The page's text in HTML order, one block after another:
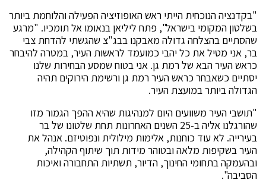
"בקדנציה הנוכחית הייתי ראש האופוזיציה הפעילה והלוחמת ביותר
בשלטון המקומי בישראל", פתח ליליאן בנאומו אל תומכיו. "מרגע
שהסתיים בהצלחה גדולה מאבקנו בבג"צ שהגשתי להדחת צבי
בר, אני מטיל את כל יהבי כמועמד לראשות העיר, במטרה להיבחר
כראש העיר הבא של רמת גן. אני בטוח שמסע הבחירות שלנו
יסתיים כשאבחר כראש העיר רמת גן ורשימת הירוקים תהיה
הגדולה ביותר במועצת העיר.
"תושבי העיר משוועים היום למנהיגות שהיא ההפך הגמור מזו
שהורגלנו אליה ב-25 השנים האחרונות תחת שלטונו של בר
בעירייה. לא עוד כוחנות, אלימות מילולית ונפוטיזם. אנהל את
העיר בשקיפות מלאה ובטוהר מידות תוך שיתוף הקהילה,
ובהעמקה בתחומי החינוך, הדיור, תשתיות התחבורה ואיכות
הסביבה".